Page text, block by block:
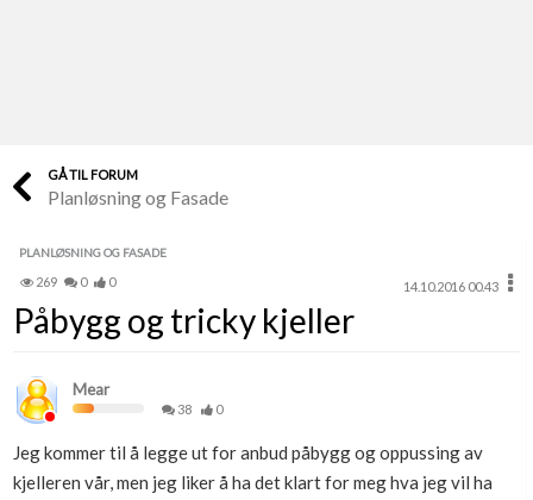
Finn håndverkere
Papirer som mangler
Skaff dokumentasjon som mangler
Kundeservice
Få svar på det du lurer på
Kom i gang med Boligmappa
Se din bolig? Klikk her
GÅ TIL FORUM
Planløsning og Fasade
PLANLØSNING OG FASADE
269 0 0 14.10.2016 00.43
Påbygg og tricky kjeller
Mear
38 0
Jeg kommer til å legge ut for anbud påbygg og oppussing av
kjelleren vår, men jeg liker å ha det klart for meg hva jeg vil ha